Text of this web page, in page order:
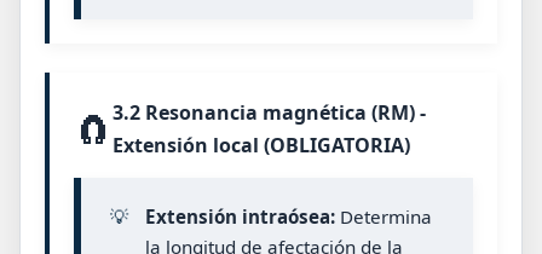
🧲 3.2 Resonancia magnética (RM) -
Extensión local (OBLIGATORIA)
💡 Extensión intraósea:Determina
la longitud de afectación de la